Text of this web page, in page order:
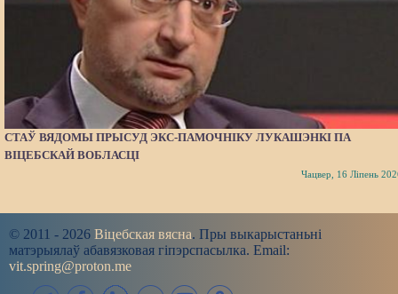
СТАЎ ВЯДОМЫ ПРЫСУД ЭКС-ПАМОЧНІКУ ЛУКАШЭНКІ ПА
ВІЦЕБСКАЙ ВОБЛАСЦІ
Чацвер, 16 Ліпень
© 2011 - 2026 Віцебская вясна. Пры выкарыстаньні
матэрыялаў абавязковая гіпэрспасылка. Email:
vit.spring@proton.me